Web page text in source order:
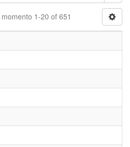
1-20 of 651